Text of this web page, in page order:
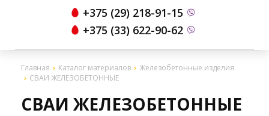
+375 (29) 218-91-15
+375 (33) 622-90-62
Главная Каталог материалов
Железобетонные изделия
СВАИ ЖЕЛЕЗОБЕТОННЫЕ
СВАИ ЖЕЛЕЗОБЕТОННЫЕ